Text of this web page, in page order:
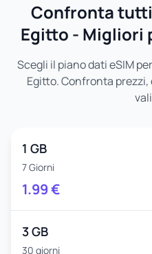
Confronta
Egitto - Migliori
Scegli il piano dati eSIM
Egitto. Confronta
1 GB
7 Giorni
1.99€
3 GB
30 giorni